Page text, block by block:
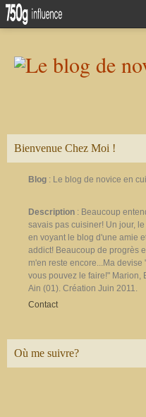
Bienvenue Chez Moi !
Blog : Le blog de novice en
Description : Beaucoup
savais pas cuisiner! Un jour,
en voyant le blog d'une amie
addict! Beaucoup de progrès
m'en reste encore...Ma devise
vous pouvez le faire!" Marion,
Ain (01). Création Juin 2011.
Contact
Où me suivre?